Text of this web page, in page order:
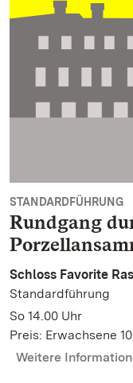
STANDARDFÜHRUNG
Rundgang
Schloss Favorite
Standardführung
So 14.00 Uhr
Preis: Erwachsene
Weitere